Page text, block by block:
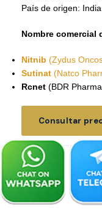
País de origen: India
Nombre comercial
Nitnib (Zydus
Sutinat (Natco
Rcnet (BDR
Consultar